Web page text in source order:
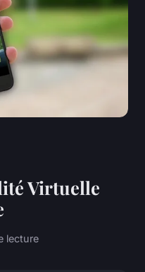
Virtuelle
lecture